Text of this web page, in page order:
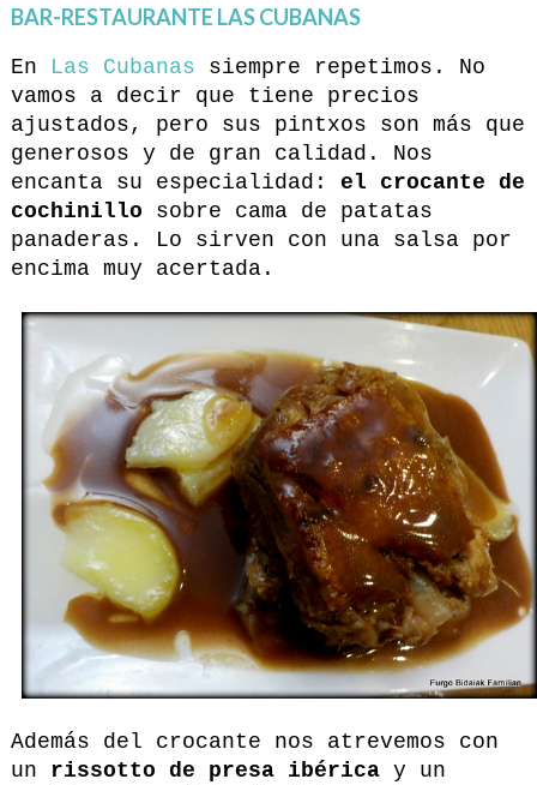
BAR-RESTAURANTE LAS CUBANAS
En Las Cubanas siempre repetimos. No
vamos a decir que tiene precios
ajustados, pero sus pintxos son más que
generosos y de gran calidad. Nos
encanta su especialidad: el crocante de
cochinillo sobre cama de patatas
panaderas. Lo sirven con una salsa por
encima muy acertada.
Además del crocante nos atrevemos con
un rissotto de presa ibéricay un